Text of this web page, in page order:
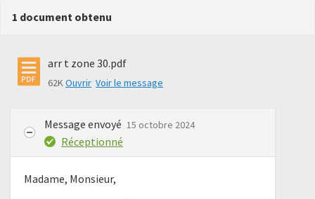
1 document obtenu
arr t zone 30.pdf
62KOuvrir Voir le message
Message envoyé 15 octobre 2024
Réceptionné
Madame, Monsieur,